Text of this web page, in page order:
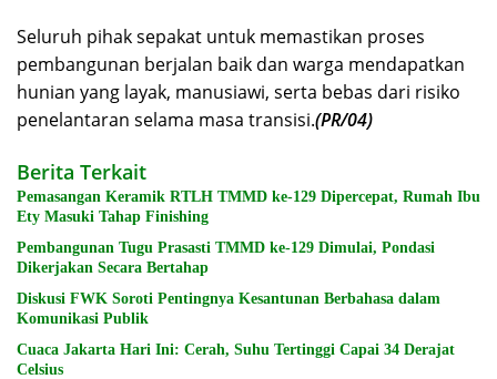
Seluruh pihak sepakat untuk memastikan proses
pembangunan berjalan baik dan warga mendapatkan
hunian yang layak, manusiawi, serta bebas dari risiko
penelantaran selama masa transisi.(PR/04)
Berita Terkait
Pemasangan Keramik RTLH TMMD ke-129 Dipercepat, Rumah Ibu
Ety Masuki Tahap Finishing
Pembangunan Tugu Prasasti TMMD ke-129 Dimulai, Pondasi
Dikerjakan Secara Bertahap
Diskusi FWK Soroti Pentingnya Kesantunan Berbahasa dalam
Komunikasi Publik
Cuaca Jakarta Hari Ini: Cerah, Suhu Tertinggi Capai 34 Derajat
Celsius